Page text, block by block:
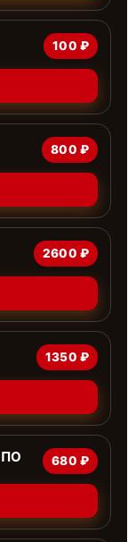
100 ₽
800 ₽
2600 ₽
1350 ₽
ПО 680 ₽